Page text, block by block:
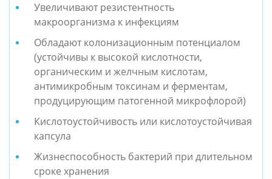
Увеличивают резистентность
макроорганизма к инфекциям
Обладают колонизационным потенциалом
(устойчивы к высокой кислотности,
органическим и желчным кислотам,
антимикробным токсинам и ферментам,
продуцирующим патогенной микрофлорой)
Кислотоустойчивость или кислотоустойчивая
капсула
Жизнеспособность бактерий при длительном
сроке хранения